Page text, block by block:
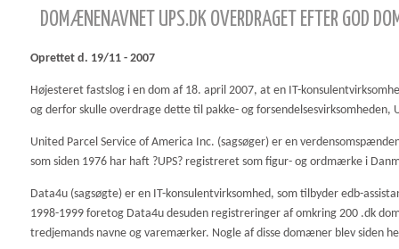
DOMÆNENAVNET UPS.DK OVERDRAGET EFTER GOD
Oprettet d. 19/11 - 2007
Højesteret fastslog i en dom af 18. april 2007, at en IT-
og derfor skulle overdrage dette til pakke- og forsendelsesvirksomheden,
United Parcel Service of America Inc. (sagsøger) er en
som siden 1976 har haft ?UPS? registreret som figur- og ordmærke i
Data4u (sagsøgte) er en IT-konsulentvirksomhed, som tilbyder edb-
1998-1999 foretog Data4u desuden registreringer af omkring 200 .dk
tredjemands navne og varemærker. Nogle af disse domæner blev siden